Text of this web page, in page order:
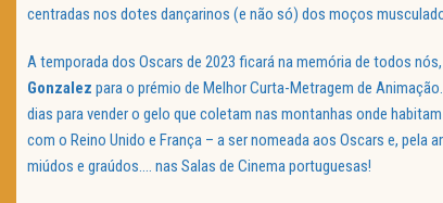
centradas nos dotes dançarinos (e não só) dos moços
A temporada dos Oscars de 2023 ficará na memória de todos
Gonzalez para o prémio de Melhor Curta-Metragem de
dias para vender o gelo que coletam nas montanhas onde
com o Reino Unido e França – a ser nomeada aos Oscars e, pela
miúdos e graúdos…. nas Salas de Cinema portuguesas!